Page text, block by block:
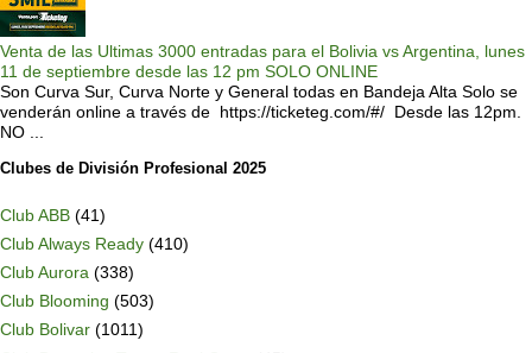
Venta de las Ultimas 3000 entradas para el Bolivia vs Argentina, lunes
11 de septiembre desde las 12 pm SOLO ONLINE
Son Curva Sur, Curva Norte y General todas en Bandeja Alta Solo se
venderán online a través de https://ticketeg.com/#/ Desde las 12pm.
NO ...
Clubes de División Profesional 2025
Club ABB (41)
Club Always Ready (410)
Club Aurora (338)
Club Blooming (503)
Club Bolivar (1011)